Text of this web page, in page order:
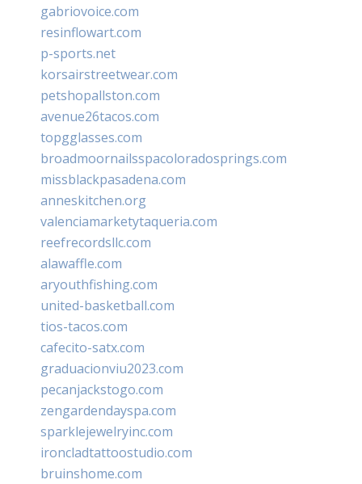
gabriovoice.com
resinflowart.com
p-sports.net
korsairstreetwear.com
petshopallston.com
avenue26tacos.com
topgglasses.com
broadmoornailsspacoloradosprings.com
missblackpasadena.com
anneskitchen.org
valenciamarketytaqueria.com
reefrecordsllc.com
alawaffle.com
aryouthfishing.com
united-basketball.com
tios-tacos.com
cafecito-satx.com
graduacionviu2023.com
pecanjackstogo.com
zengardendayspa.com
sparklejewelryinc.com
ironcladtattoostudio.com
bruinshome.com